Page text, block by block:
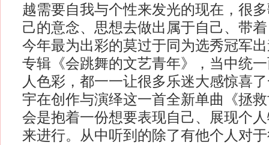
越需要自我与个性来发光的现在，很
己的意念、思想去做出属于自己、带
今年最为出彩的莫过于同为选秀冠军
专辑《会跳舞的文艺青年》，当中统
人色彩，都一一让很多乐迷大感惊喜
宇在创作与演绎这一首全新单曲《拯
会是抱着一份想要表现自己、展现个
来进行。从中听到的除了有他个人对